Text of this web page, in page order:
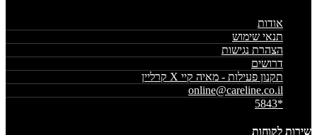
אודות
תנאי שימוש
הצהרת נגישות
דרושים
תקנון פעילות - מאיה קיי X קרליין
online@careline.co.il
*5843
שירות לקוחות